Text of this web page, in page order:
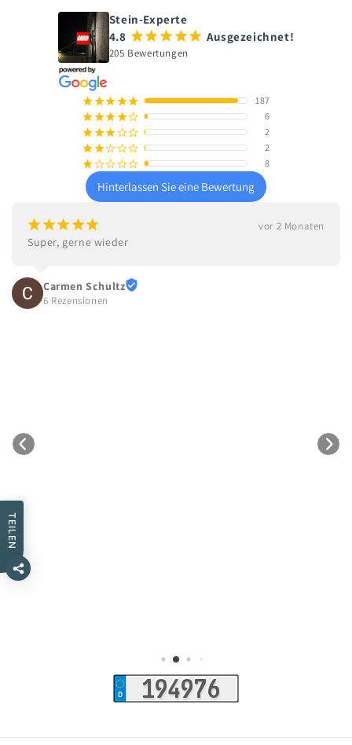
Stein-Experte
4.8 ¡¡¡¡¡ Ausgezeichnet!
205 Bewertungen
¡¡¡¡¡ 187
¡¡¡¡¢ 6
¡¡¡¢¢ 2
¡¡¢¢¢ 2
¡¢¢¢¢ 8
Hinterlassen Sie eine Bewertung
¡¡ ¡
TEILEN